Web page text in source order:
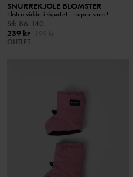
SNURREKJOLE BLOMSTER
Ekstra vidde i skjørtet – super snurr!
Stl: 86-140
239 kr
OUTLET